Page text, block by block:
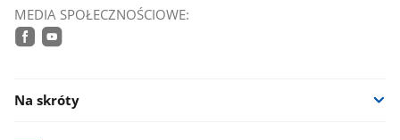
MEDIA SPOŁECZNOŚCIOWE:
Na skróty